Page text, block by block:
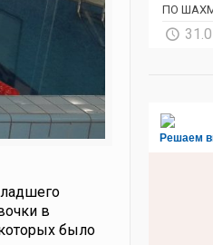
в
было
ПО
Решаем